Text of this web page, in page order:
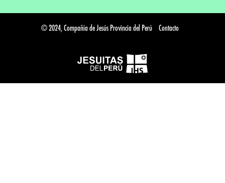
© 2024, Compañía de Jesús Provincia del Perú Contacto